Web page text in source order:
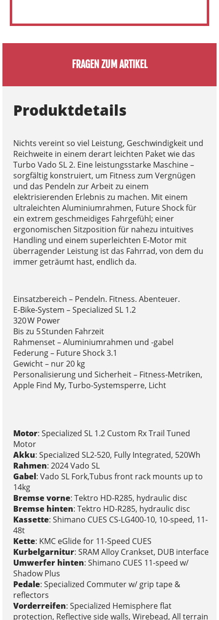
FRAGEN ZUM ARTIKEL
Produktdetails
Nichts vereint so viel Leistung, Geschwindigkeit und
Reichweite in einem derart leichten Paket wie das
Turbo Vado SL 2. Eine leistungsstarke Maschine –
sorgfältig konstruiert, um Fitness zum Vergnügen
und das Pendeln zur Arbeit zu einem
elektrisierenden Erlebnis zu machen. Mit einem
ultraleichten Aluminiumrahmen, Future Shock für
ein extrem geschmeidiges Fahrgefühl; einer
ergonomischen Sitzposition für nahezu intuitives
Handling und einem superleichten E-Motor mit
überragender Leistung ist das Fahrrad, von dem du
immer geträumt hast, endlich da.
Einsatzbereich – Pendeln. Fitness. Abenteuer.
E-Bike-System – Specialized SL 1.2
320 W Power
Bis zu 5 Stunden Fahrzeit
Rahmenset – Aluminiumrahmen und -gabel
Federung – Future Shock 3.1
Gewicht – nur 20 kg
Personalisierung und Sicherheit – Fitness-Metriken,
Apple Find My, Turbo-Systemsperre, Licht
Motor: Specialized SL 1.2 Custom Rx Trail Tuned
Motor
Akku: Specialized SL2-520, Fully Integrated, 520Wh
Rahmen: 2024 Vado SL
Gabel: Vado SL Fork,Tubus front rack mounts up to
14kg
Bremse vorne: Tektro HD-R285, hydraulic disc
Bremse hinten: Tektro HD-R285, hydraulic disc
Kassette: Shimano CUES CS-LG400-10, 10-speed, 11-
48t
Kette: KMC eGlide for 11-Speed CUES
Kurbelgarnitur: SRAM Alloy Crankset, DUB interface
Umwerfer hinten: Shimano CUES 11-speed w/
Shadow Plus
Pedale: Specialized Commuter w/ grip tape &
reflectors
Vorderreifen: Specialized Hemisphere flat
protection, Reflective side walls, Wirebead, All terrain